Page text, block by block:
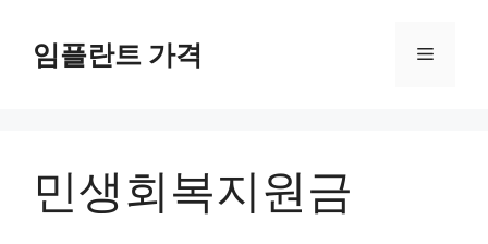
임플란트 가격 메
민생회복지원금